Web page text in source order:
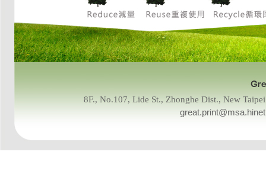
8F., No.107, Lide St., Zhonghe Dist., New